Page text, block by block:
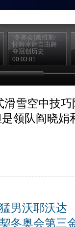
[冬奥会]戴维斯/
怀特冰舞自由舞
夺冠创历史
00:03:01
雪空中技
领队阎晓娟
男沃耶沃达
冬奥会第三